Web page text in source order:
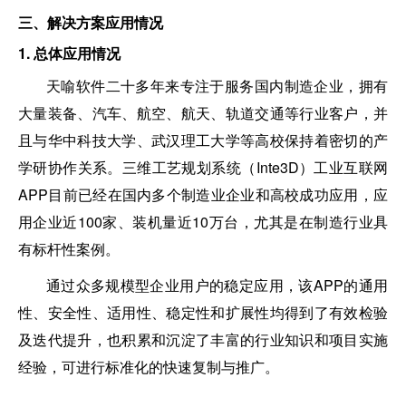
三、解决方案应用情况
1. 总体应用情况
天喻软件二十多年来专注于服务国内制造企业，拥有
大量装备、汽车、航空、航天、轨道交通等行业客户，并
且与华中科技大学、武汉理工大学等高校保持着密切的产
学研协作关系。三维工艺规划系统（Inte3D）工业互联网
APP目前已经在国内多个制造业企业和高校成功应用，应
用企业近100家、装机量近10万台，尤其是在制造行业具
有标杆性案例。
通过众多规模型企业用户的稳定应用，该APP的通用
性、安全性、适用性、稳定性和扩展性均得到了有效检验
及迭代提升，也积累和沉淀了丰富的行业知识和项目实施
经验，可进行标准化的快速复制与推广。